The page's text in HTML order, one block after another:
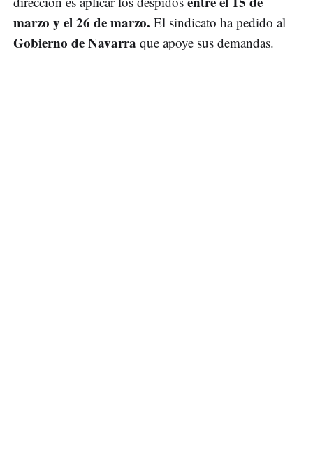
marzo y el 26 de marzo. El sindicato ha pedido al
Gobierno de Navarra que apoye sus demandas.